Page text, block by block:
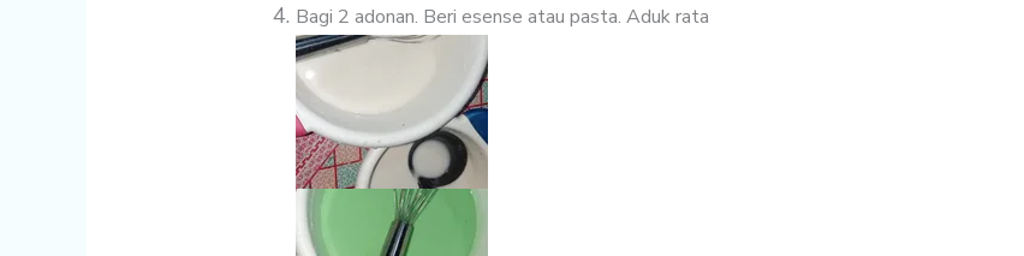
Bagi 2 adonan. Beri esense atau pasta. Aduk rata